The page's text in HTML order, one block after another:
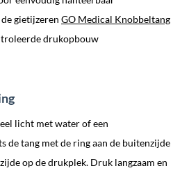
gietijzeren GO Medical Knobbeltang
drukopbouw
licht met water of een
de tang met de ring aan de buitenzijde
op de drukplek. Druk langzaam en